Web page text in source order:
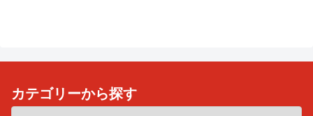
カテゴリーから探す